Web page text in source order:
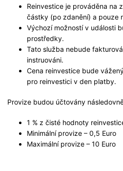
Reinvestice je prováděna na
částky (po zdanění) a pouze
Výchozí možností v události
prostředky.
Tato služba nebude
instruováni.
Cena reinvestice bude
pro reinvestici v den platby.
Provize budou účtovány
1 % z čisté hodnoty
Minimální provize – 0,5 Euro
Maximální provize – 10 Euro